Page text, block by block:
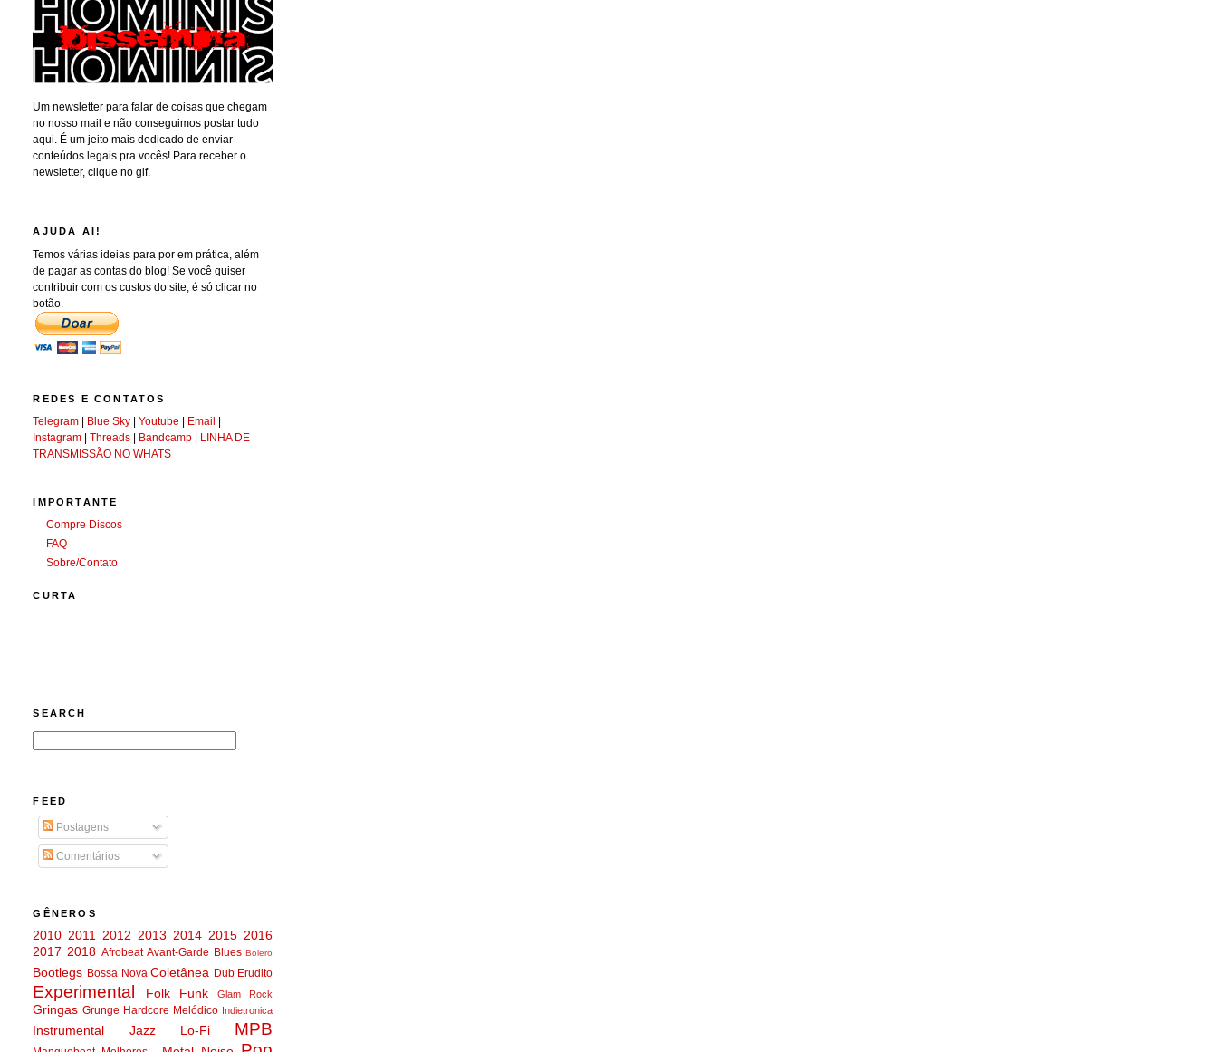
Um newsletter para falar de coisas que chegam
no nosso mail e não conseguimos postar tudo
aqui. É um jeito mais dedicado de enviar
conteúdos legais pra vocês! Para receber o
newsletter, clique no gif.
AJUDA AI!
Temos várias ideias para por em prática, além
de pagar as contas do blog! Se você quiser
contribuir com os custos do site, é só clicar no
botão.
REDES E CONTATOS
Telegram | Blue Sky |Youtube | Email |
Instagram |Threads | Bandcamp | LINHA DE
TRANSMISSÃO NO WHATS
IMPORTANTE
Compre Discos
FAQ
Sobre/Contato
CURTA
SEARCH
FEED
Postagens
Comentários
GÊNEROS
2010 2011 2012 2013 2014 2015 2016
2017 2018 Afrobeat Avant-Garde Blues Bolero
Bootlegs Bossa Nova Coletânea Dub Erudito
Experimental Folk Funk Glam Rock
Gringas Grunge Hardcore Melódico Indietronica
Instrumental Jazz Lo-Fi MPB